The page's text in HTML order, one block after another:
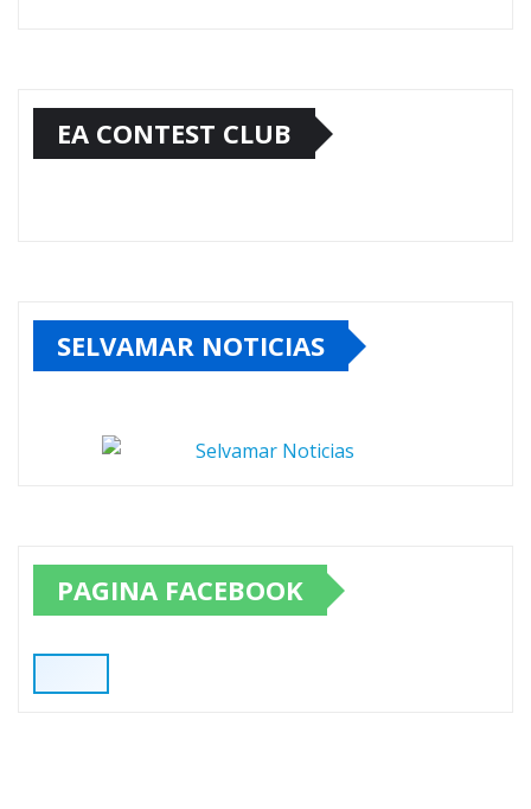
EA CONTEST CLUB
SELVAMAR NOTICIAS
PAGINA FACEBOOK